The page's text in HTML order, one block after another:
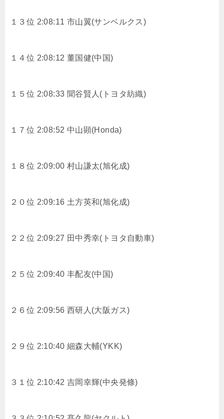
１３位 2:08:11 市山翼(サンベルクス)
１４位 2:08:12 董国健(中国)
１５位 2:08:33 聞谷賢人(トヨタ紡織)
１７位 2:08:52 中山顕(Honda)
１８位 2:09:00 村山謙太(旭化成)
２０位 2:09:16 土方英和(旭化成)
２２位 2:09:27 田中秀幸(トヨタ自動車)
２５位 2:09:40 丰配友(中国)
２６位 2:09:56 西研人(大阪ガス)
２９位 2:10:40 細森大輔(YKK)
３１位 2:10:42 吉岡幸輝(中央発條)